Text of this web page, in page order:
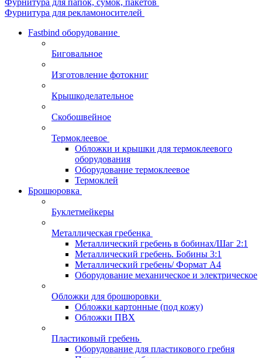
Фурнитура для папок, сумок, пакетов
Фурнитура для рекламоносителей
Fastbind оборудование
Биговальное
Изготовление фотокниг
Крышкоделательное
Скобошвейное
Термоклеевое
Обложки и крышки для термоклеевого
оборудования
Оборудование термоклеевое
Термоклей
Брошюровка
Буклетмейкеры
Металлическая гребенка
Металлический гребень в бобинах/Шаг 2:1
Металлический гребень. Бобины 3:1
Металлический гребень/ Формат А4
Оборудование механическое и электрическое
Обложки для брошюровки
Обложки картонные (под кожу)
Обложки ПВХ
Пластиковый гребень
Оборудование для пластикового гребня